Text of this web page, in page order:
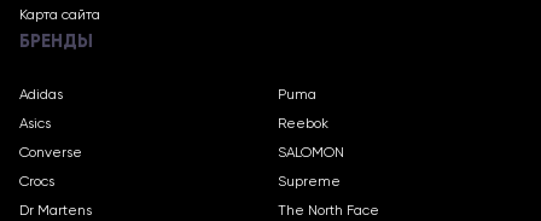
Карта сайта
БРЕНДЫ
Adidas
Asics
Converse
Crocs
Dr Martens
Puma
Reebok
SALOMON
Supreme
The North Face